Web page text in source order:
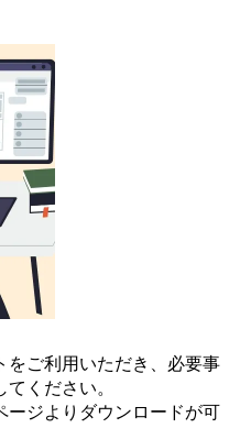
をご利用いただき、必要事
ください。
ージよりダウンロードが可